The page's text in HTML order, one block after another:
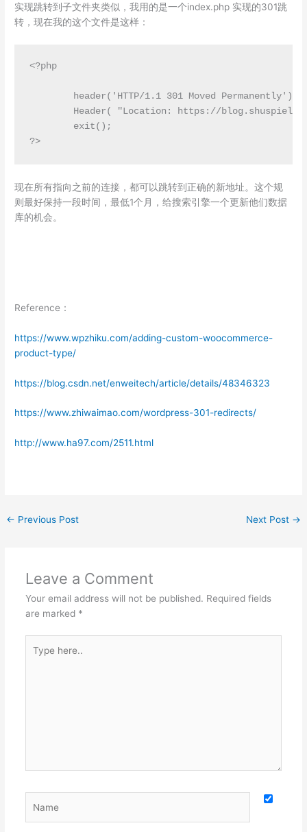
实现跳转到子文件夹类似，我用的是一个index.php 实现的301跳
转，现在我的这个文件是这样：
<?php
header('HTTP/1.1 301 Moved Permanently');
Header( "Location: https://
exit();
?>
现在所有指向之前的连接，都可以跳转到正确的新地址。这个规
则最好保持一段时间，最低1个月，给搜索引擎一个更新他们数据
库的机会。
Reference：
https://www.wpzhiku.com/adding-custom-woocommerce-
product-type/
https://blog.csdn.net/enweitech/article/details/48346323
https://www.zhiwaimao.com/wordpress-301-redirects/
http://www.ha97.com/2511.html
← Previous Post Next Post →
Leave a Comment
Your email address will not be published. Required fields
are marked *
here..